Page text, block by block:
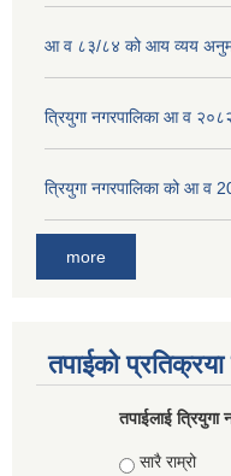
आ व ८३/८४ को आय व्यय
त्रियुगा नगरपालिका आ व
त्रियुगा नगरपालिका को आ व
more
तपाईको
तपाईलाई त्रियुगा
Choices
सारै राम्रो